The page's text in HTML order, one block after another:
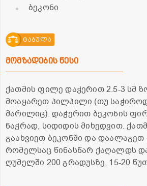
ბეკონი
ტაბულა
მომზადების წესი
ქათმის ფილე დაჭერით 2.5-3 სმ
მოაყარეთ პილპილი (თუ
მარილიც). დაჭერით ბეკონის
ნაჭრად, სიდიდის მიხედვით.
გაახვიეთ ბეკონში და
რომელსაც წინასწარ ქაღალდს
ღუმელში 200 გრადუსზე, 15-20